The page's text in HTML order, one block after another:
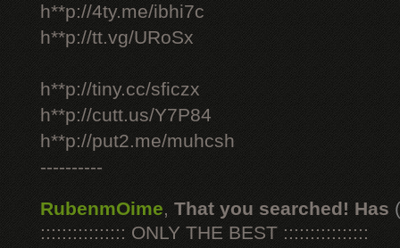
h**p://4ty.me/ibhi7c
h**p://tt.vg/URoSx
h**p://tiny.cc/sficzx
h**p://cutt.us/Y7P84
h**p://put2.me/muhcsh
----------
RubenmOime, That you searched! Has
:::::::::::::::: ONLY THE BEST ::::::::::::::::